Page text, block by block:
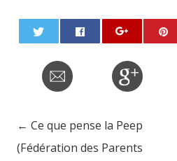
Post navigation
← Ce que pense la Peep
(Fédération des Parents